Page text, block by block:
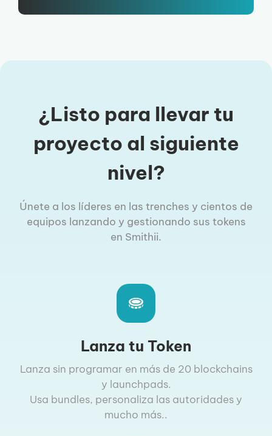
¿Listo para llevar tu
proyecto al siguiente
nivel?
Únete a los líderes en las trenches y cientos de
equipos lanzando y gestionando sus tokens
en Smithii.
Lanza tu Token
Lanza sin programar en más de 20 blockchains
y launchpads.
Usa bundles, personaliza las autoridades y
mucho más..